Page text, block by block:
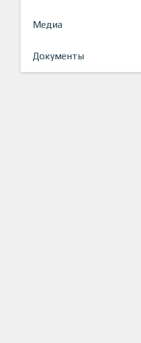
Медиа
Документы